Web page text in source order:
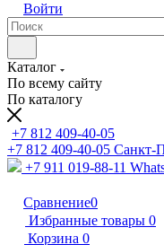
Войти
Каталог
По всему сайту
По каталогу
+7 812 409-40-05
+7 812 409-40-05 Санĸт-
+7 911 019-88-11
Сравнение0
Избранные товары 0
Корзина 0